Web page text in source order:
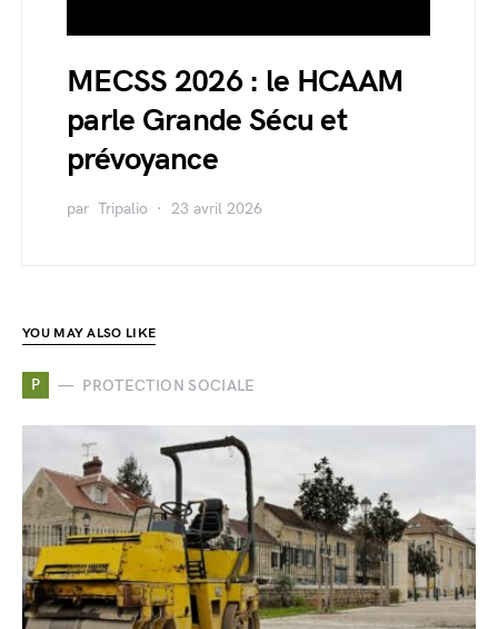
MECSS 2026 : le HCAAM
parle Grande Sécu et
prévoyance
par Tripalio 23 avril 2026
YOU MAY ALSO LIKE
P PROTECTION SOCIALE